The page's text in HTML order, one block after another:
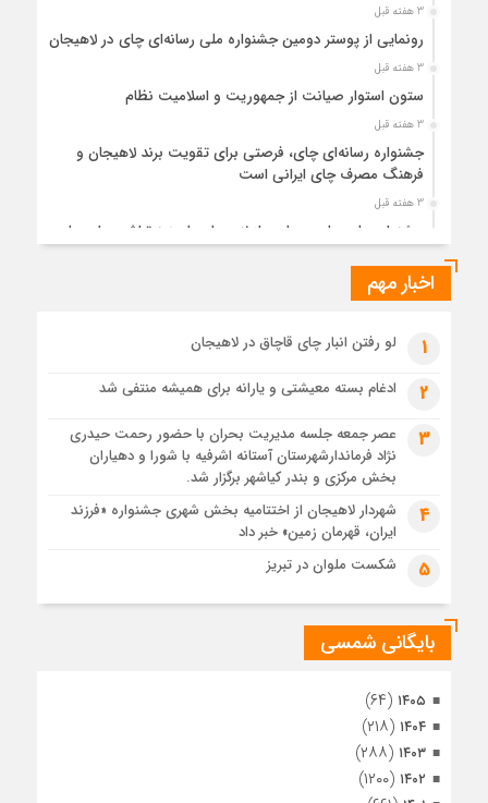
3 هفته قبل
رونمایی از پوستر دومین جشنواره ملی رسانه‌ای چای در لاهیجان
3 هفته قبل
ستون استوار صیانت از جمهوریت و اسلامیت نظام
3 هفته قبل
جشنواره رسانه‌ای چای، فرصتی برای تقویت برند لاهیجان و
فرهنگ مصرف چای ایرانی است
3 هفته قبل
جشنواره ملی چای، حمایت از لاهیجان یا هزینه‌تراشی برای چای
1 ماه قبل
1 ماه قبل
رئوف
تصاویر هوایی مراسم تشییع پیکر مطهر آقای شهید ایران – مشهد
مراسم تشییع پیکر مطهر آقای شهید ایران – مشهد
تصاویری از تراکم جمعیت حاضر در میدان ثورهالعشرین نجف
اشرف
اخبار مهم
1 لو رفتن انبار چای قاچاق در لاهیجان
2 ادغام بسته معیشتی و یارانه برای همیشه منتفی شد
3
عصر جمعه جلسه مدیریت بحران با حضور رحمت حیدری
نژاد فرماندارشهرستان آستانه اشرفیه با شورا و دهیاران
بخش مرکزی و بندر کیاشهر برگزار شد.
4
شهردار لاهیجان از اختتامیه بخش شهری جشنواره «فرزند
ایران، قهرمان زمین» خبر داد
5 شکست ملوان در تبریز
بایگانی شمسی
۱۴۰۵ (۶۴)
۱۴۰۴ (۲۱۸)
۱۴۰۳ (۲۸۸)
۱۴۰۲ (۱۲۰۰)